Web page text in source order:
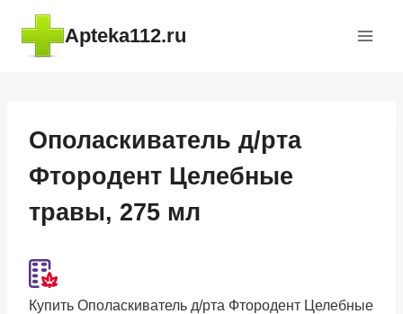
Перейти
содержимому
Apteka112.ru
Ополаскиватель д/рта
Фтородент Целебные
травы, 275 мл
Купить Ополаскиватель д/рта Фтородент Целебные